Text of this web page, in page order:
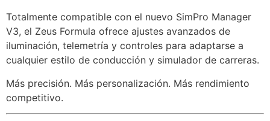
Totalmente compatible con el nuevo SimPro Manager
V3, el Zeus Formula ofrece ajustes avanzados de
iluminación, telemetría y controles para adaptarse a
cualquier estilo de conducción y simulador de carreras.
Más precisión. Más personalización. Más rendimiento
competitivo.